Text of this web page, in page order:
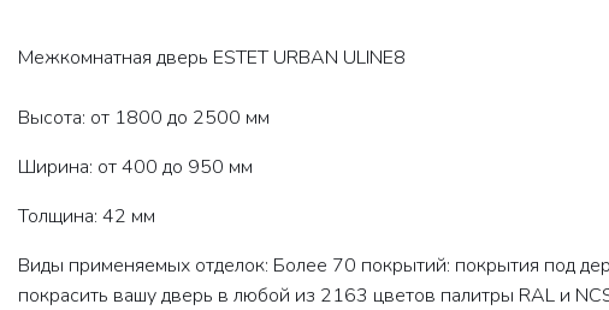
Межкомнатная дверь ESTET URBAN ULINE8
Высота: от 1800 до 2500 мм
Ширина: от 400 до 950 мм
Толщина: 42 мм
Виды применяемых отделок: Более 70 покрытий: покрытия под
покрасить вашу дверь в любой из 2163 цветов палитры RAL и